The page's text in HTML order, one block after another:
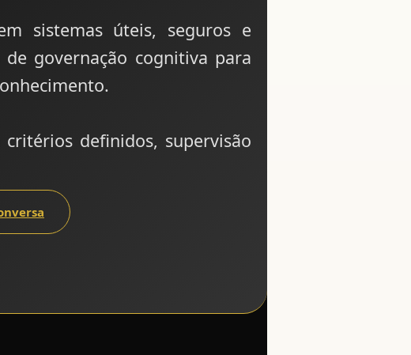
sistemas úteis, seguros e
governação cognitiva para
definidos, supervisão